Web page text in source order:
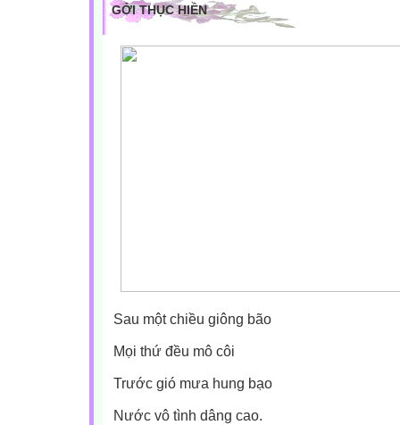
GỞI THỤC HIỀN
Sau một chiều giông bão
Mọi thứ đều mô côi
Trước gió mưa hung bạo
Nước vô tình dâng cao.